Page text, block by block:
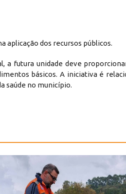
aplicação dos recursos públicos.
a futura unidade deve
básicos. A iniciativa é
saúde no município.